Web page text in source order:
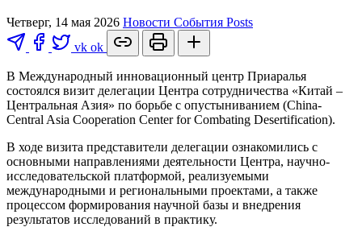
Четверг, 14 мая 2026 Новости События Posts
vk ok
В Международный инновационный центр Приаралья
состоялся визит делегации Центра сотрудничества «Китай –
Центральная Азия» по борьбе с опустыниванием (China-
Central Asia Cooperation Center for Combating Desertification).
В ходе визита представители делегации ознакомились с
основными направлениями деятельности Центра, научно-
исследовательской платформой, реализуемыми
международными и региональными проектами, а также
процессом формирования научной базы и внедрения
результатов исследований в практику.